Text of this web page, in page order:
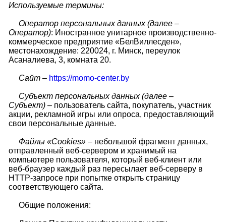
Используемые термины:
Оператор персональных данных (далее –
Оператор): Иностранное унитарное производственно-
коммерческое предприятие «БелВиллесден»,
местонахождение: 220024, г. Минск, переулок
Асаналиева, 3, комната 20.
Сайт – https://momo-center.by
Субъект персональных данных (далее –
Субъект) – пользователь сайта, покупатель, участник
акции, рекламной игры или опроса, предоставляющий
свои персональные данные.
Файлы «Cookies» – небольшой фрагмент данных,
отправленный веб-сервером и хранимый на
компьютере пользователя, который веб-клиент или
веб-браузер каждый раз пересылает веб-серверу в
HTTP-запросе при попытке открыть страницу
соответствующего сайта.
Общие положения: